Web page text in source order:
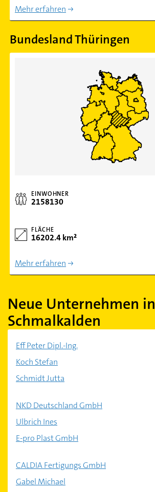
Mehr erfahren
Bundesland Thüringen
EINWOHNER
2158130
FLÄCHE
16202.4 km²
Mehr erfahren
Neue Unternehmen in
Schmalkalden
Eff Peter Dipl.-Ing.
Koch Stefan
Schmidt Jutta
NKD Deutschland GmbH
Ulbrich Ines
E-pro Plast GmbH
CALDIA Fertigungs GmbH
Gabel Michael